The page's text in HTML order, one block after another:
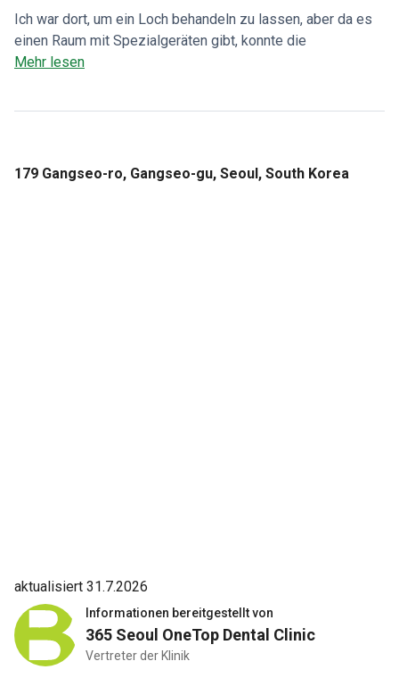
Ich war dort, um ein Loch behandeln zu lassen, aber da es
einen Raum mit Spezialgeräten gibt, konnte die
Kronenbehandlung an einem Tag abgeschlossen werden.
Mehr lesen
179 Gangseo-ro, Gangseo-gu, Seoul, South Korea
Informationen bereitgestellt von
365 Seoul OneTop Dental Clinic
Vertreter der Klinik
aktualisiert 31.7.2026